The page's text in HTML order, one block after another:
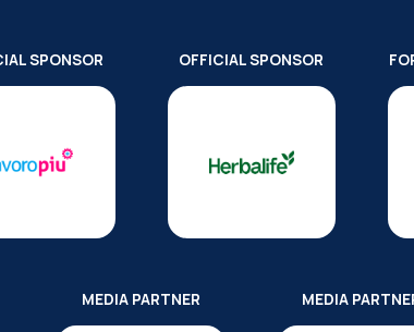
SPONSOR OFFICIAL SPONSOR
MEDIA PARTNER MEDIA